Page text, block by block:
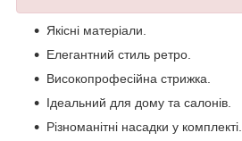
Якісні матеріали.
Елегантний стиль ретро.
Високопрофесійна стрижка.
Ідеальний для дому та салонів.
Різноманітні насадки у комплекті.